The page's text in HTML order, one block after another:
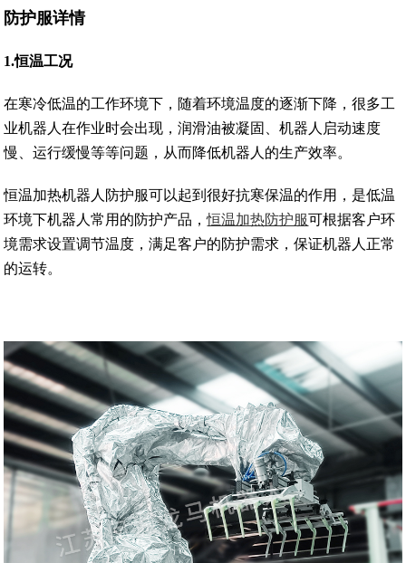
防护服详情
1.恒温工况
在寒冷低温的工作环境下，随着环境温度的逐渐下降，很多工
业机器人在作业时会出现，润滑油被凝固、机器人启动速度
慢、运行缓慢等等问题，从而降低机器人的生产效率。
恒温加热机器人防护服可以起到很好抗寒保温的作用，是低温
环境下机器人常用的防护产品，恒温加热防护服可根据客户环
境需求设置调节温度，满足客户的防护需求，保证机器人正常
的运转。